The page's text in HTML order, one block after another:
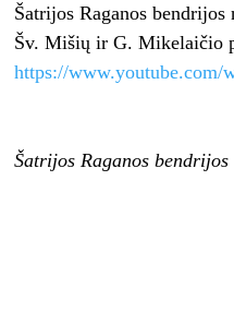
Šatrijos Raganos
Šv. Mišių ir G. Mikelaičio
https://
Šatrijos Raganos